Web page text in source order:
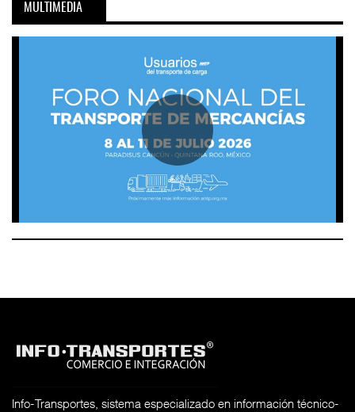
MULTIMEDIA
Info-Transportes, sistema especializado en información técnico-